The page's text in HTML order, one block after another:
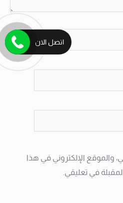
والموقع الإلكتروني في هذا
في تعليقي.
اتصل الان